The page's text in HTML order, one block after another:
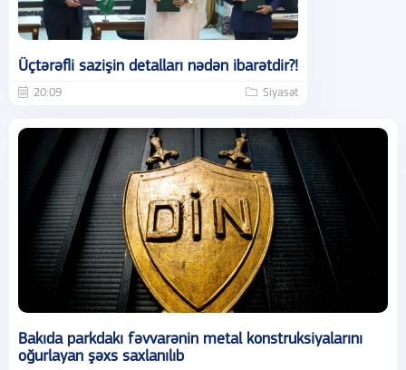
Üçtərəfli sazişin detalları nədən ibarətdir?!
20:09 Siyasət
Bakıda parkdakı fəvvarənin metal konstruksiyalarını
oğurlayan şəxs saxlanılıb